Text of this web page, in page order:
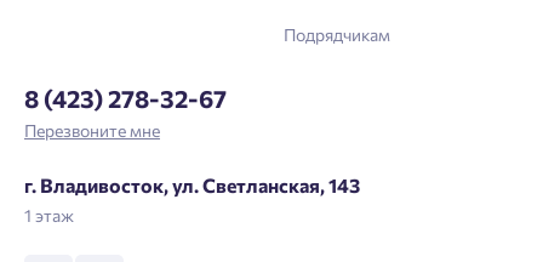
Подрядчикам
8 (423) 278-32-67
Перезвоните мне
г. Владивосток, ул. Светланская, 143
1 этаж